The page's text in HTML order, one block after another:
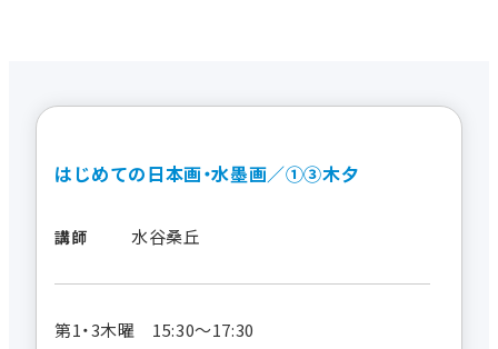
はじめての日本画・水墨画／①③木夕
講師 水谷桑丘
第1・3木曜 15:30～17:30